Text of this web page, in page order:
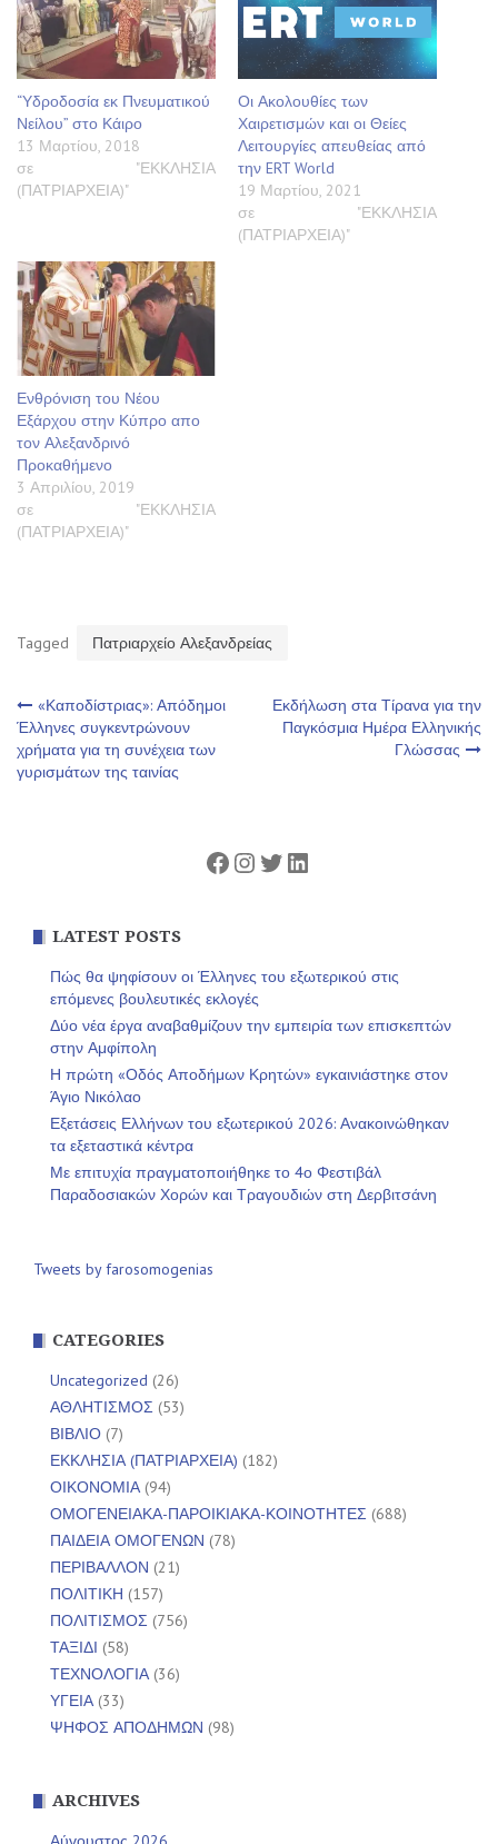
“Υδροδοσία εκ Πνευματικού
Νείλου” στο Κάιρο
13 Μαρτίου, 2018
σε "ΕΚΚΛΗΣΙΑ
(ΠΑΤΡΙΑΡΧΕΙΑ)"
Οι Ακολουθίες των
Χαιρετισμών και οι Θείες
Λειτουργίες απευθείας από
την ERT World
19 Μαρτίου, 2021
σε "ΕΚΚΛΗΣΙΑ
(ΠΑΤΡΙΑΡΧΕΙΑ)"
Ενθρόνιση του Νέου
Εξάρχου στην Κύπρο απο
τον Αλεξανδρινό
Προκαθήμενο
3 Απριλίου, 2019
σε "ΕΚΚΛΗΣΙΑ
(ΠΑΤΡΙΑΡΧΕΙΑ)"
Tagged Πατριαρχείο Αλεξανδρείας
Πλοήγηση
άρθρων
«Καποδίστριας»: Απόδημοι
Έλληνες συγκεντρώνουν
χρήματα για τη συνέχεια των
γυρισμάτων της ταινίας
Εκδήλωση στα Τίρανα για την
Παγκόσμια Ημέρα Ελληνικής
Γλώσσας
Facebook
Instagram
Twitter
Linkedin
LATEST POSTS
Πώς θα ψηφίσουν οι Έλληνες του εξωτερικού στις
επόμενες βουλευτικές εκλογές
Δύο νέα έργα αναβαθμίζουν την εμπειρία των επισκεπτών
στην Αμφίπολη
Η πρώτη «Οδός Αποδήμων Κρητών» εγκαινιάστηκε στον
Άγιο Νικόλαο
Εξετάσεις Ελλήνων του εξωτερικού 2026: Ανακοινώθηκαν
τα εξεταστικά κέντρα
Με επιτυχία πραγματοποιήθηκε το 4ο Φεστιβάλ
Παραδοσιακών Χορών και Τραγουδιών στη Δερβιτσάνη
Tweets by farosomogenias
CATEGORIES
Uncategorized (26)
ΑΘΛΗΤΙΣΜΟΣ (53)
ΒΙΒΛΙΟ (7)
ΕΚΚΛΗΣΙΑ (ΠΑΤΡΙΑΡΧΕΙΑ) (182)
ΟΙΚΟΝΟΜΙΑ (94)
ΟΜΟΓΕΝΕΙΑΚΑ-ΠΑΡΟΙΚΙΑΚΑ-ΚΟΙΝΟΤΗΤΕΣ (688)
ΠΑΙΔΕΙΑ ΟΜΟΓΕΝΩΝ (78)
ΠΕΡΙΒΑΛΛΟΝ (21)
ΠΟΛΙΤΙΚΗ (157)
ΠΟΛΙΤΙΣΜΟΣ (756)
ΤΑΞΙΔΙ (58)
ΤΕΧΝΟΛΟΓΙΑ (36)
ΥΓΕΙΑ (33)
ΨΗΦΟΣ ΑΠΟΔΗΜΩΝ (98)
ARCHIVES